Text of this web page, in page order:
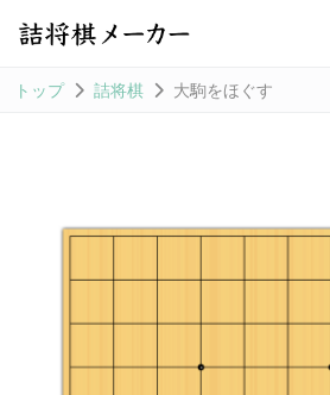
トップ 詰将棋 大駒をほぐす